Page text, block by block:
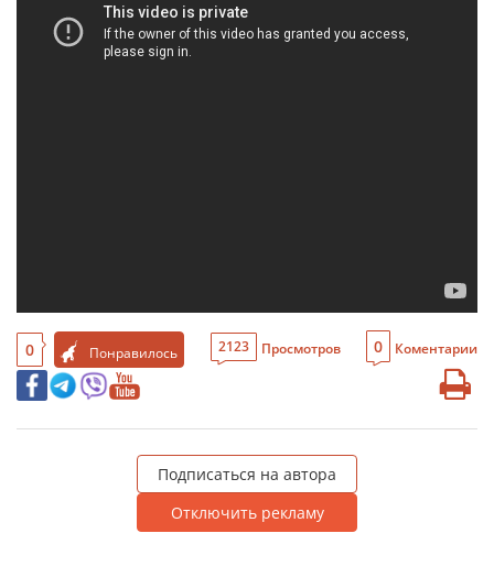
0 Понравилось 2123 Просмотров 0 Коментарии
Подписаться на автора
Отключить рекламу